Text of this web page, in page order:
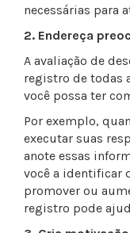
necessárias para
2. Endereça
A avaliação de
registro de todas
você possa ter
Por exemplo,
executar suas
anote essas
você a identificar
promover ou
registro pode